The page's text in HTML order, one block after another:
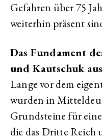
Gefahren über 75
weiterhin präsent
Das Fundament
und Kautschuk
Lange vor dem
wurden in
Grundsteine für
die das Dritte Reich